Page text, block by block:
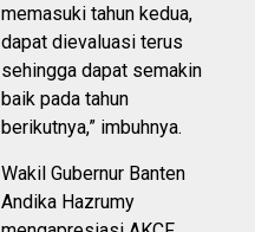
memasuki tahun kedua,
dapat dievaluasi terus
sehingga dapat semakin
baik pada tahun
berikutnya,” imbuhnya.
Wakil Gubernur Banten
Andika Hazrumy